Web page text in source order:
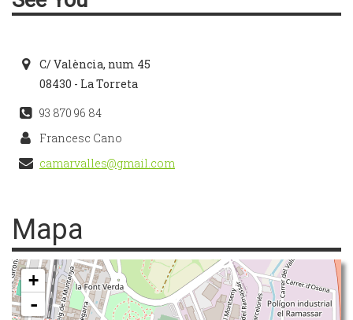
C/ València, num 45
08430 - La Torreta
93 870 96 84
Francesc Cano
camarvalles@gmail.com
Mapa
+
-